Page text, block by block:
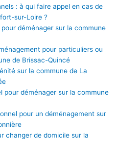
: à qui faire appel en cas de
sur-Loire ?
déménager sur la commune
pour particuliers ou
de Brissac-Quincé
sur la commune de La
pour déménager sur la commune
pour un déménagement sur
changer de domicile sur la